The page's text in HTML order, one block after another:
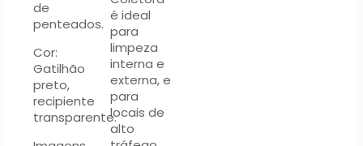
de
penteados.
Cor:
Gatilhão
preto,
recipiente
transparente.
é ideal
para
limpeza
interna e
externa, e
para
locais de
alto